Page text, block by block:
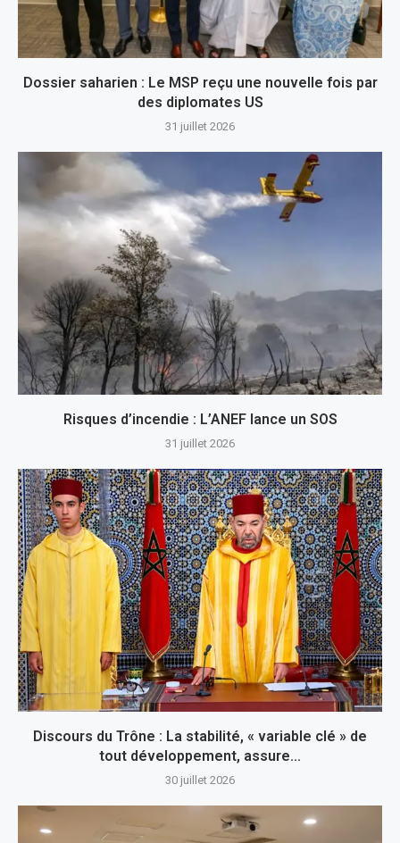
Dossier saharien : Le MSP reçu une nouvelle fois par
des diplomates US
31 juillet 2026
Risques d’incendie : L’ANEF lance un SOS
31 juillet 2026
Discours du Trône : La stabilité, « variable clé » de
tout développement, assure...
30 juillet 2026